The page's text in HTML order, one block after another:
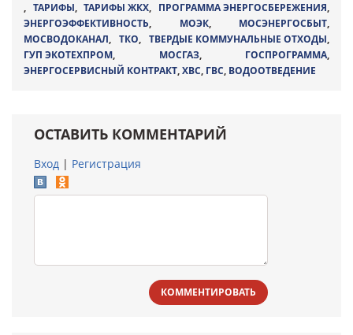
, ТАРИФЫ,ТАРИФЫ ЖКХ, ПРОГРАММА ЭНЕРГОСБЕРЕЖЕНИЯ,
ЭНЕРГОЭФФЕКТИВНОСТЬ, МОЭК, МОСЭНЕРГОСБЫТ,
МОСВОДОКАНАЛ, ТКО, ТВЕРДЫЕ КОММУНАЛЬНЫЕ ОТХОДЫ,
ГУП ЭКОТЕХПРОМ, МОСГАЗ, ГОСПРОГРАММА,
ЭНЕРГОСЕРВИСНЫЙ КОНТРАКТ,ХВС, ГВС, ВОДООТВЕДЕНИЕ
ОСТАВИТЬ КОММЕНТАРИЙ
Вход | Регистрация
КОММЕНТИРОВАТЬ